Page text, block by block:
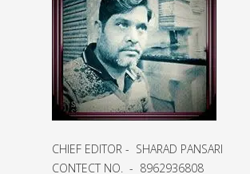
CHIEF EDITOR - SHARAD PANSARI
CONTECT NO. - 8962936808